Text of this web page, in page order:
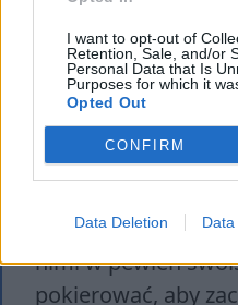
I want to opt-out of
Retention, Sale, and/or
Personal Data that Is
Purposes for which it
Opted Out
CONFIRM
Data Deletion Data
czytelnika. Jak
badacz twórczości
nie chciał pisać
opisywać
oddziaływanie na
się on do uczuć
nimi w pewien
pokierować, aby